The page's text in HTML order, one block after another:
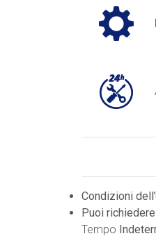
Condizioni
Puoi richiedere
Tempo